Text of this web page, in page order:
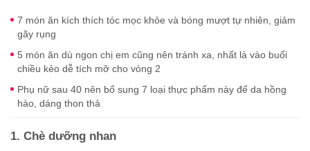
7 món ăn kích thích tóc mọc khỏe và bóng mượt tự nhiên, giảm
gãy rụng
5 món ăn dù ngon chị em cũng nên tránh xa, nhất là vào buổi
chiều kẻo dễ tích mỡ cho vòng 2
Phụ nữ sau 40 nên bổ sung 7 loại thực phẩm này để da hồng
hào, dáng thon thả
1. Chè dưỡng nhan